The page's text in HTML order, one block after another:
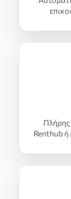
Πλήρης
Renthub ή